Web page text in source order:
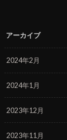
アーカイブ
2024年2月
2024年1月
2023年12月
2023年11月